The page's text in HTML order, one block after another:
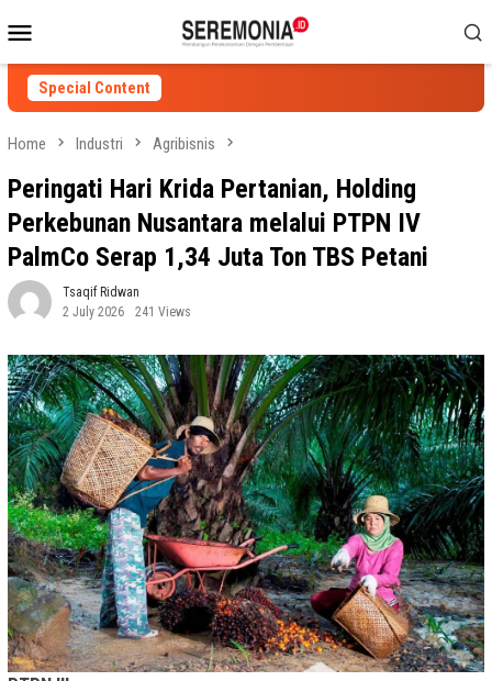
to
contentMenu
Special Content
Home Industri Agribisnis
Peringati Hari Krida Pertanian, Holding
Perkebunan Nusantara melalui PTPN IV
PalmCo Serap 1,34 Juta Ton TBS Petani
Tsaqif Ridwan
2 July 2026
241 Views